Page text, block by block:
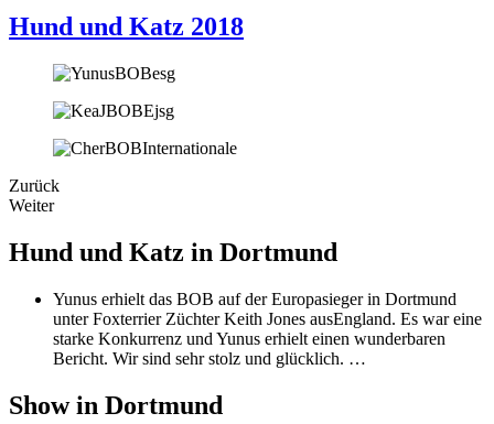
Hund und Katz 2018
Zurück
Weiter
Hund und Katz in Dortmund
Yunus erhielt das BOB auf der Europasieger in Dortmund
unter Foxterrier Züchter Keith Jones ausEngland. Es war eine
starke Konkurrenz und Yunus erhielt einen wunderbaren
Bericht. Wir sind sehr stolz und glücklich. …
Show in Dortmund